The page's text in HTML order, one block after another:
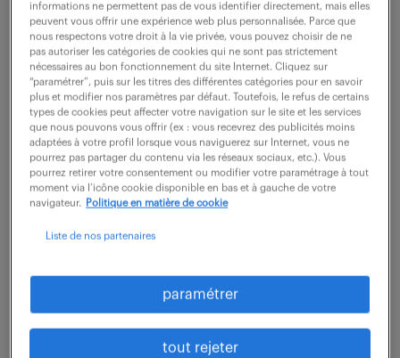
description du poste
Prêt.e à transformer votre expertise en impact en
tant que Juriste (F/H) ?
En tant que spécialiste du domaine juridique, vous
êtes appelé(e) à gérer et résoudre diverses
situations de protection juridique pour nos clients.
dossiers clients en protection juridique
proposant des solutions optimales pour résoudre
- Valider les garanties, analyser les dossiers
informations ne permettent pas de vous identifier directement, mais elles
peuvent vous offrir une expérience web plus personnalisée. Parce que
nous respectons votre droit à la vie privée, vous pouvez choisir de ne
pas autoriser les catégories de cookies qui ne sont pas strictement
nécessaires au bon fonctionnement du site Internet. Cliquez sur
“paramétrer”, puis sur les titres des différentes catégories pour en savoir
plus et modifier nos paramètres par défaut. Toutefois, le refus de certains
types de cookies peut affecter votre navigation sur le site et les services
que nous pouvons vous offrir (ex : vous recevrez des publicités moins
adaptées à votre profil lorsque vous naviguerez sur Internet, vous ne
pourrez pas partager du contenu via les réseaux sociaux, etc.). Vous
pourrez retirer votre consentement ou modifier votre paramétrage à tout
moment via l’icône cookie disponible en bas et à gauche de votre
navigateur.
Politique en matière de cookie
Liste de nos partenaires
paramétrer
tout rejeter